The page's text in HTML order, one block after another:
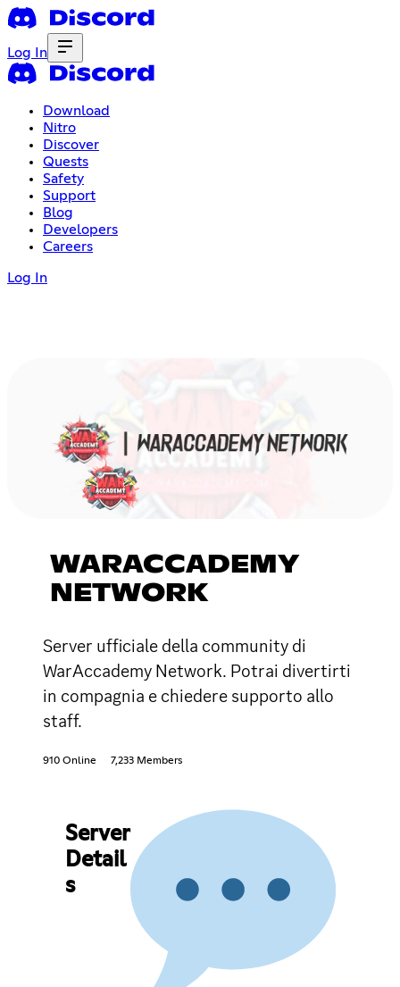
Log In
Download
Nitro
Discover
Quests
Safety
Support
Blog
Developers
Careers
Log In
WARACCADEMY
NETWORK
Server ufficiale della community di
WarAccademy Network. Potrai divertirti
in compagnia e chiedere supporto allo
staff.
910 Online 7,233 Members
Server
Detail
s